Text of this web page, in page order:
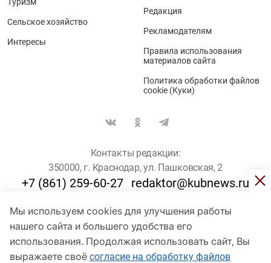
Мы используем cookies для улучшения работы
нашего сайта и большего удобства его
использования. Продолжая использовать сайт, Вы
выражаете своё согласие на обработку файлов
Сельское хозяйство
Интересы
Редакция
Рекламодателям
Правила использования
материалов сайта
Политика обработки файлов
cookie (Куки)
Контакты редакции:
350000, г. Краснодар, ул. Пашковская, 2
+7 (861) 259-60-27 redaktor@kubnews.ru
Для пользователей старше 16 лет
© Кубанские Новости, 2017
Сетевое издание «kubnews» зарегистрировано Федеральной